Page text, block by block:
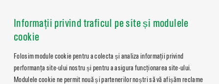
Informații privind traficul pe site și modulele
cookie
Folosim module cookie pentru a colecta și analiza informații privind
performanța site-ului nostru și pentru a asigura funcționarea site-ului.
Modulele cookie ne permit nouă și partenerilor noștri să vă afișăm reclame